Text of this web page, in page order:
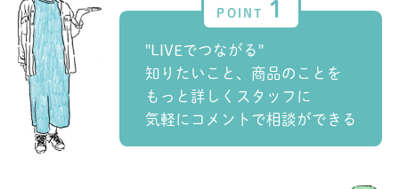
1
"LIVEでつながる"
知りたいこと、商品のことを
もっと詳しくスタッフに
気軽にコメントで相談ができる